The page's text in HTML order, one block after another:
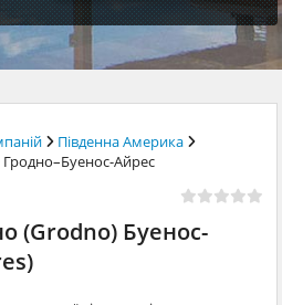
Південна Америка
Гродно–Буенос-Айрес
(Grodno) Буенос-